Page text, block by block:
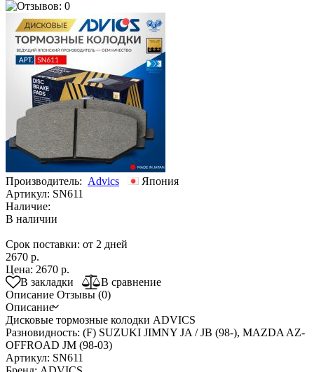
Производитель: Advics
Япония
Артикул: SN611
Наличие:
В наличии
Срок поставки: от 2 дней
2670 р.
Цена: 2670 р.
В закладки
В сравнение
Описание Отзывы (0)
Описание
Дисковые тормозные колодки ADVICS
Разновидность: (F) SUZUKI JIMNY JA / JB (98-), MAZDA AZ-
OFFROAD JM (98-03)
Артикул: SN611